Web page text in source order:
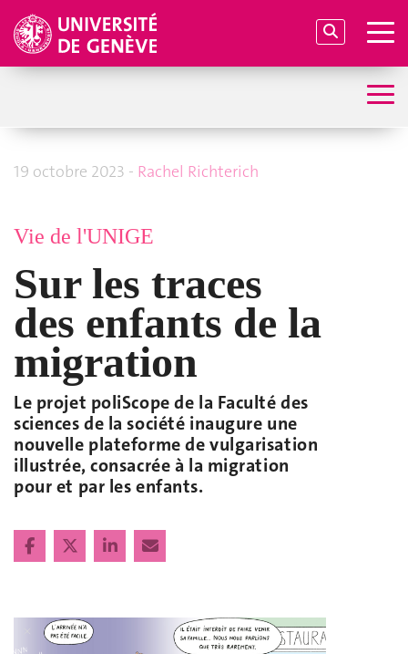
19 octobre 2023 - Rachel Richterich
Vie de l'UNIGE
Sur les traces
des enfants de la
migration
Le projet poliScope de la Faculté des
sciences de la société inaugure une
nouvelle plateforme de vulgarisation
illustrée, consacrée à la migration
pour et par les enfants.